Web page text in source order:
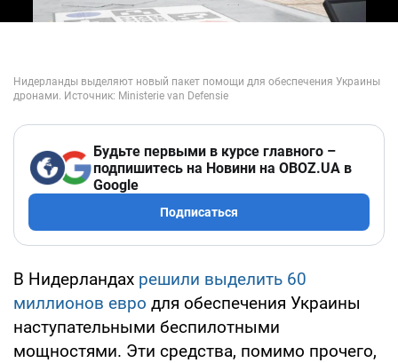
Будьте первыми в курсе главного –
подпишитесь на Новини на OBOZ.UA в
Google
Подписаться
В Нидерландах решили выделить 60
миллионов евро для обеспечения Украины
наступательными беспилотными
мощностями. Эти средства, помимо прочего,